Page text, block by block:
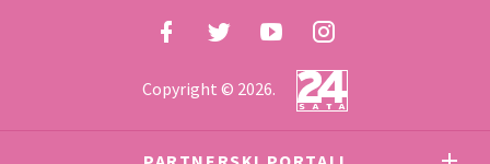
Copyright © 2026.